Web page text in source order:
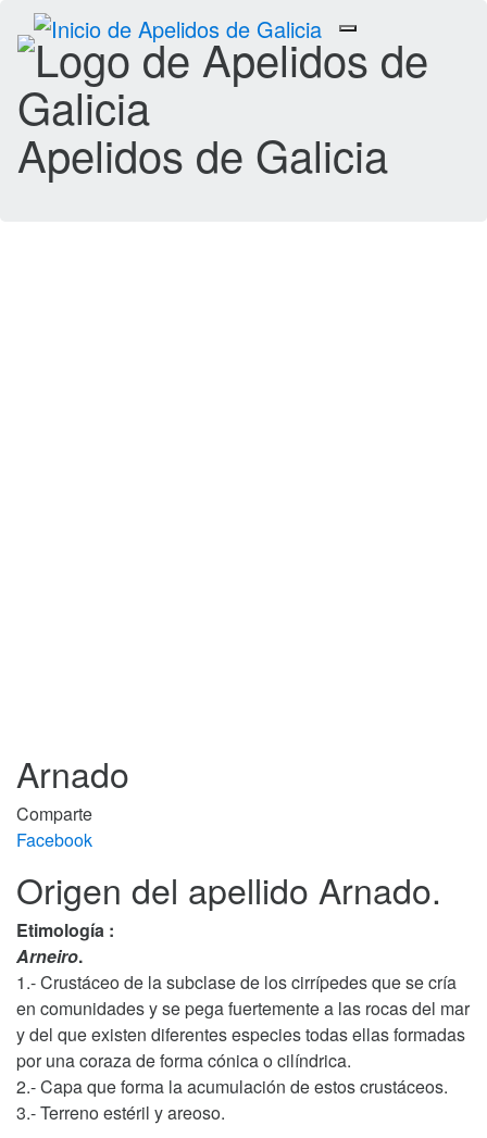
Toggle
navigation
Apelidos de Galicia
Arnado
Comparte
Facebook
Origen del apellido Arnado.
Etimología :
Arneiro.
1.- Crustáceo de la subclase de los cirrípedes que se cría
en comunidades y se pega fuertemente a las rocas del mar
y del que existen diferentes especies todas ellas formadas
por una coraza de forma cónica o cilíndrica.
2.- Capa que forma la acumulación de estos crustáceos.
3.- Terreno estéril y areoso.